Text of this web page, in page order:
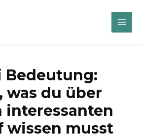
Main
Bedeutung:
was du über
interessanten
wissen musst